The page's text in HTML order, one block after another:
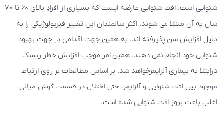
شنوایی است. افت شنوایی عارضه ایست که بسیاری از افرادِ بالای 60 تا 70
سال به آن مبتلا می شوند. اکثر سالمندان این تغییر فیزیولوژیکی را به
دلیل افزایش سن پذیرفته اند. به همین جهت اقدامی در جهت بهبود
شنوایی خود انجام نمی دهند. همین امر موجب افزایش خطر ریسک
درابتلا به بیماری آلزایمرخواهد شد. بر اساس مطالعات بر روی ارتباط
موجود بین افت شنوایی و آلزایمر، حتی اختلال در قسمت گوش میانی
اغلب باعث بروز افت شنوایی شده است.